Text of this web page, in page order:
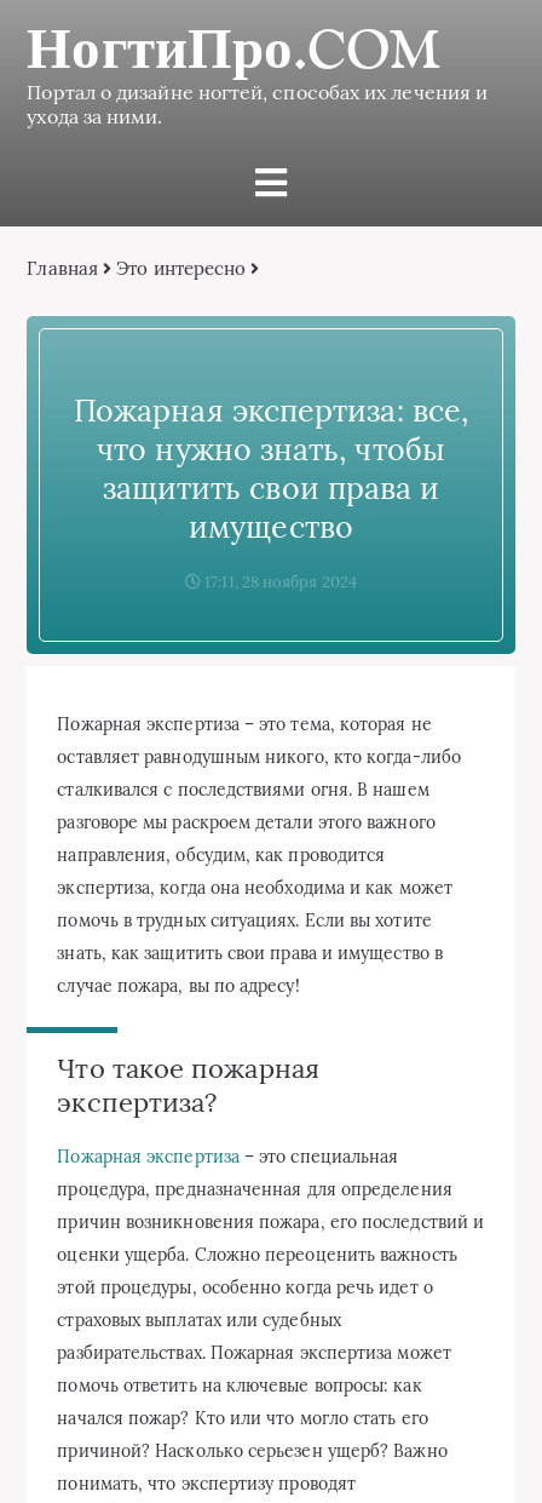
НогтиПро.COM
Портал о дизайне ногтей, способах их лечения и
ухода за ними.
Главная Это интересно
Пожарная экспертиза: все,
что нужно знать, чтобы
защитить свои права и
имущество
17:11, 28 ноября 2024
Пожарная экспертиза – это тема, которая не
оставляет равнодушным никого, кто когда-либо
сталкивался с последствиями огня. В нашем
разговоре мы раскроем детали этого важного
направления, обсудим, как проводится
экспертиза, когда она необходима и как может
помочь в трудных ситуациях. Если вы хотите
знать, как защитить свои права и имущество в
случае пожара, вы по адресу!
Что такое пожарная
экспертиза?
Пожарная экспертиза– это специальная
процедура, предназначенная для определения
причин возникновения пожара, его последствий и
оценки ущерба. Сложно переоценить важность
этой процедуры, особенно когда речь идет о
страховых выплатах или судебных
разбирательствах. Пожарная экспертиза может
помочь ответить на ключевые вопросы: как
начался пожар? Кто или что могло стать его
причиной? Насколько серьезен ущерб? Важно
понимать, что экспертизу проводят